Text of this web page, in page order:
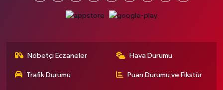
Nöbetçi Eczaneler Hava Durumu
Trafik Durumu Puan Durumu ve Fikstür